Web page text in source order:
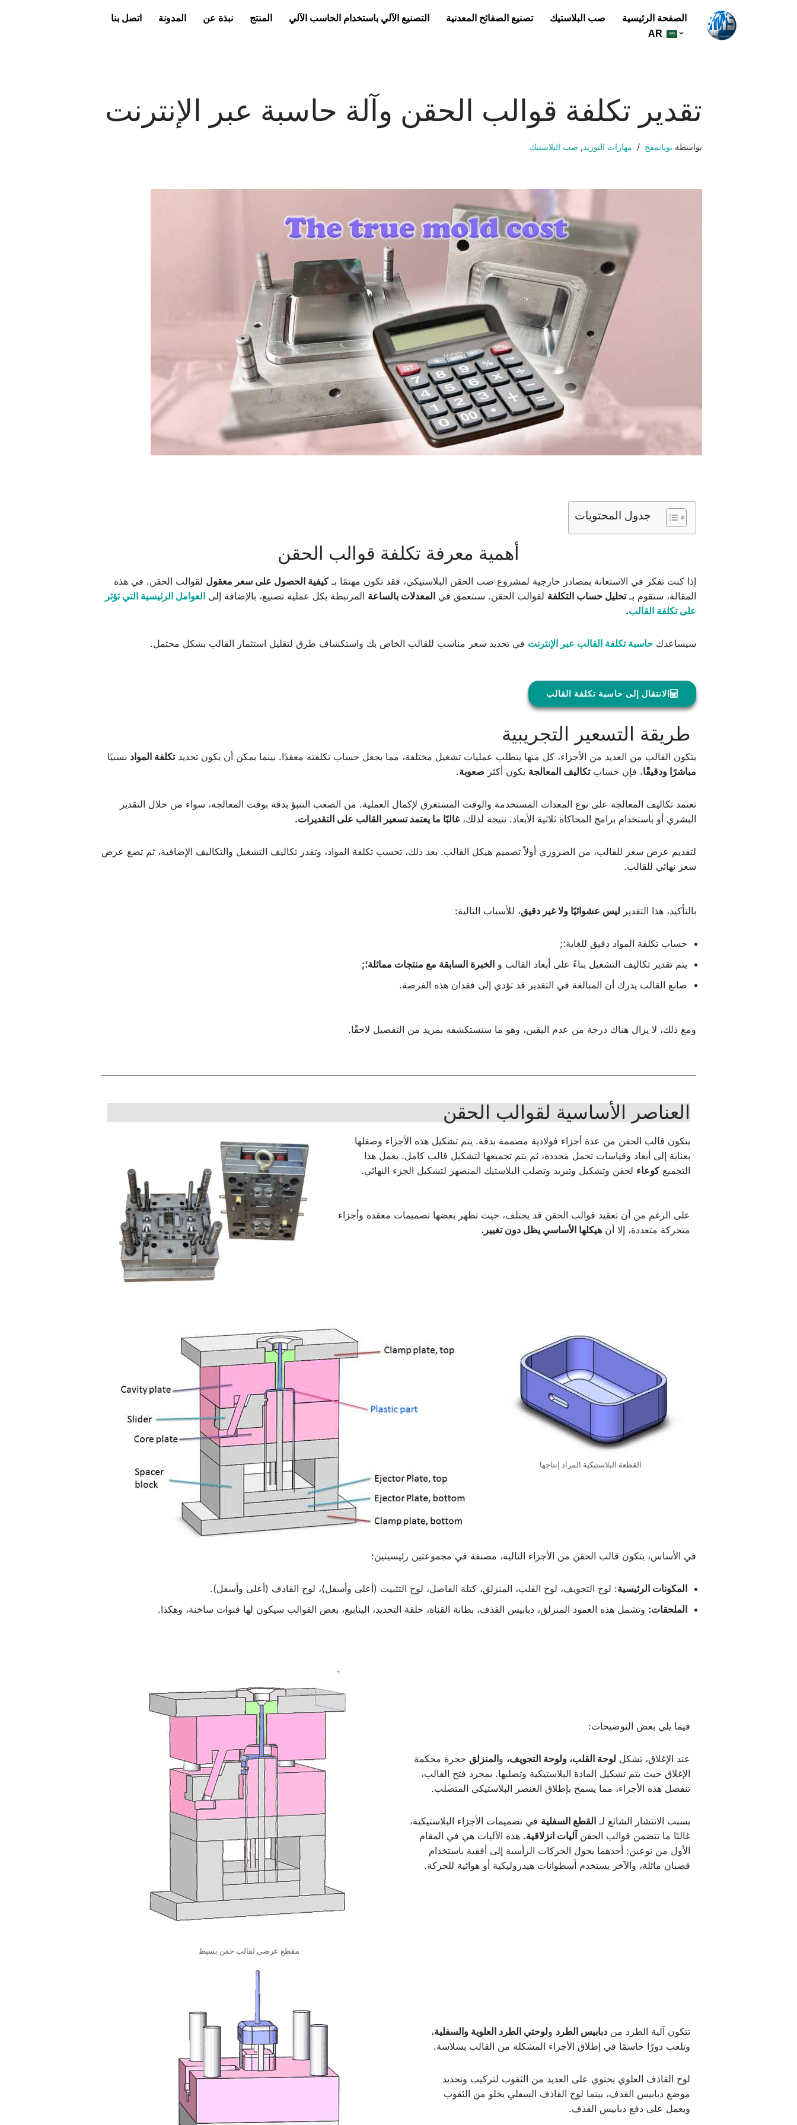
الصفحة الرئيسية صب البلاستيك تصنيع الصفائح المعدنية التصنيع الآلي باستخدام الحاسب الآلي المنتج نبذة عن المدونة
اتصل بنا
AR
تقدير تكلفة قوالب الحقن وآلة حاسبة عبر الإنترنت
بواسطة بويانمفج مهارات التوريد, صب البلاستيك
جدول المحتويات
أهمية معرفة تكلفة قوالب الحقن
إذا كنت تفكر في الاستعانة بمصادر خارجية لمشروع صب الحقن البلاستيكي، فقد تكون مهتمًا بـكيفية الحصول على سعر معقول لقوالب الحقن. في هذه
المقالة، سنقوم بـتحليل حساب التكلفة لقوالب الحقن. سنتعمق فيالمعدلات بالساعة المرتبطة بكل عملية تصنيع، بالإضافة إلىالعوامل الرئيسية التي تؤثر
على تكلفة القالب.
سيساعدكحاسبة تكلفة القالب عبر الإنترنت في تحديد سعر مناسب للقالب الخاص بك واستكشاف طرق لتقليل استثمار القالب بشكل محتمل.
الانتقال إلى حاسبة تكلفة القالب
طريقة التسعير التجريبية
يتكون القالب من العديد من الأجزاء، كل منها يتطلب عمليات تشغيل مختلفة، مما يجعل حساب تكلفته معقدًا. بينما يمكن أن يكون تحديدتكلفة المواد نسبيًا
مباشرًا ودقيقًا، فإن حسابتكاليف المعالجة يكون أكثر صعوبة.
تعتمد تكاليف المعالجة على نوع المعدات المستخدمة والوقت المستغرق لإكمال العملية. من الصعب التنبؤ بدقة بوقت المعالجة، سواء من خلال التقدير
البشري أو باستخدام برامج المحاكاة ثلاثية الأبعاد. نتيجة لذلك،غالبًا ما يعتمد تسعير القالب على التقديرات.
لتقديم عرض سعر للقالب، من الضروري أولاً تصميم هيكل القالب. بعد ذلك، تحسب تكلفة المواد، وتقدر تكاليف التشغيل والتكاليف الإضافية، ثم تضع عرض
سعر نهائي للقالب.
بالتأكيد، هذا التقدير ليس عشوائيًا ولا غير دقيق، للأسباب التالية:
حساب تكلفة المواد دقيق للغاية؛;
يتم تقدير تكاليف التشغيل بناءً على أبعاد القالب والخبرة السابقة مع منتجات مماثلة؛;
صانع القالب يدرك أن المبالغة في التقدير قد تؤدي إلى فقدان هذه الفرصة.
ومع ذلك، لا يزال هناك درجة من عدم اليقين، وهو ما سنستكشفه بمزيد من التفصيل لاحقًا.
العناصر الأساسية لقوالب الحقن
يتكون قالب الحقن من عدة أجزاء فولاذية مصممة بدقة. يتم تشكيل هذه الأجزاء وصقلها
بعناية إلى أبعاد وقياسات تحمل محددة، ثم يتم تجميعها لتشكيل قالب كامل. يعمل هذا
التجميعكوعاء لحقن وتشكيل وتبريد وتصلب البلاستيك المنصهر لتشكيل الجزء النهائي.
على الرغم من أن تعقيد قوالب الحقن قد يختلف، حيث تظهر بعضها تصميمات معقدة وأجزاء
متحركة متعددة، إلا أنهيكلها الأساسي يظل دون تغيير.
القطعة البلاستيكية المراد إنتاجها
في الأساس، يتكون قالب الحقن من الأجزاء التالية، مصنفة في مجموعتين رئيسيتين:
المكونات الرئيسية: لوح التجويف، لوح القلب، المنزلق، كتلة الفاصل، لوح التثبيت (أعلى وأسفل)، لوح القاذف (أعلى وأسفل).
الملحقات: وتشمل هذه العمود المنزلق، دبابيس القذف، بطانة القناة، حلقة التحديد، الينابيع، بعض القوالب سيكون لها قنوات ساخنة، وهكذا.
فيما يلي بعض التوضيحات:
عند الإغلاق، تشكل لوحة القلب، ولوحة التجويف، والمنزلق حجرة محكمة
الإغلاق حيث يتم تشكيل المادة البلاستيكية وتصلبها. بمجرد فتح القالب،
تنفصل هذه الأجزاء، مما يسمح بإطلاق العنصر البلاستيكي المتصلب.
بسبب الانتشار الشائع لـالقطع السفلية في تصميمات الأجزاء البلاستيكية،
غالبًا ما تتضمن قوالب الحقنآليات انزلاقية. هذه الآليات هي في المقام
الأول من نوعين: أحدهما يحول الحركات الرأسية إلى أفقية باستخدام
قضبان مائلة، والآخر يستخدم أسطوانات هيدروليكية أو هوائية للحركة.
مقطع عرضي لقالب حقن بسيط
تتكون آلية الطرد مندبابيس الطرد ولوحتي الطرد العلوية والسفلية،
وتلعب دورًا حاسمًا في إطلاق الأجزاء المشكلة من القالب بسلاسة.
لوح القاذف العلوي يحتوي على العديد من الثقوب لتركيب وتحديد
موضع دبابيس القذف، بينما لوح القاذف السفلي يخلو من الثقوب
ويعمل على دفع دبابيس القذف.